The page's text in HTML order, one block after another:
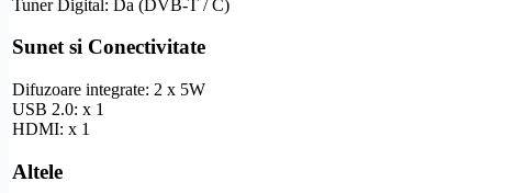
Tuner Digital: Da (DVB-T / C)
Sunet si Conectivitate
Difuzoare integrate: 2 x 5W
USB 2.0: x 1
HDMI: x 1
Altele